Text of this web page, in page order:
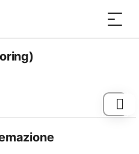
tranquilla. Nella casa: sala